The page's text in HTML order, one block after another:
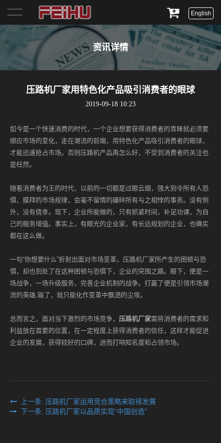
English
资讯详情
压路机厂家用特色化产品吸引消费者的眼球
2019-09-18 10:23
如今是一个快速消费的时代，一个企业想要获得消费者的青睐就必须要
顺应市场的变化，走在潮流的前端，用特色化产品吸引消费者的眼球，
才能迅速抢占市场。否则压路机产品再怎么好，不受到消费者的关注也
是枉然。
随着消费者为王的时代，以前的一切都是过眼云烟，强大到令所有人恐
惧、膜拜的市场规律，会毫不留情的碾碎所有与之相悖的事务。没有例
外，没有侥幸。现下，企业所能做的，只有抓紧时间，补足功课，为自
己的服务增值。事实上，有眼光的企业家，有长远规划的企业，也确实
都在这么做。
一句“你想要什么”折射出面对市场变革，压路机厂家所产生的困顿与恐
惧，却也到处了在这种困顿与恐惧下，企业的突围之路。眼下，便是一
场战争，一场升级服务，完善企业机制的战争。打赢了便是引领市场潮
流的英雄;输了，就只能化作变革中飘洒的尘埃。
总而言之，面对当下激烈的市场竞争， 压路机厂家需将消费者的需求和
利益放在首要的位置，在一定程度上获得消费者的信任，这样才能促进
企业的发展，获得较好的口碑，进而打响知名度和占领市场。
上一条: 压路机厂家运用竞合策略来取得发展
下一条: 压路机厂家以品质实现“中国创造”
关于我们
产品展示
新闻资讯
联系我们